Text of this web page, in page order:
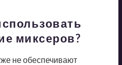
миксеров?
не обеспечивают